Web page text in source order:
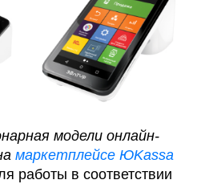
модели онлайн-
маркетплейсе ЮKassa
работы в соответствии